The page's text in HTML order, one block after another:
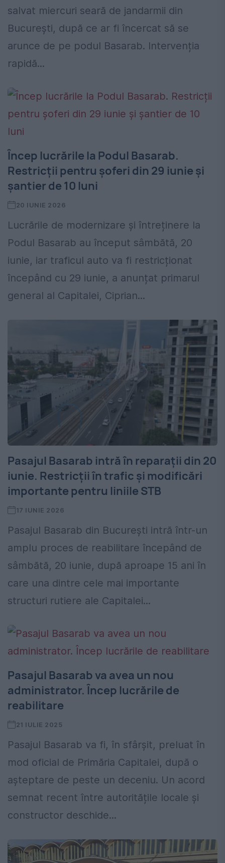
salvat miercuri seară de jandarmii din
București, după ce ar fi încercat să se
arunce de pe podul Basarab. Intervenția
rapidă...
Încep lucrările la Podul Basarab.
Restricții pentru șoferi din 29 iunie și
șantier de 10 luni
20 IUNIE 2026
Lucrările de modernizare și întreținere la
Podul Basarab au început sâmbătă, 20
iunie, iar traficul auto va fi restricționat
începând cu 29 iunie, a anunțat primarul
general al Capitalei, Ciprian...
Pasajul Basarab intră în reparații din 20
iunie. Restricții în trafic și modificări
importante pentru liniile STB
17 IUNIE 2026
Pasajul Basarab din București intră într-un
amplu proces de reabilitare începând de
sâmbătă, 20 iunie, după aproape 15 ani în
care una dintre cele mai importante
structuri rutiere ale Capitalei...
Pasajul Basarab va avea un nou
administrator. Încep lucrările de
reabilitare
21 IULIE 2025
Pasajul Basarab va fi, în sfârșit, preluat în
mod oficial de Primăria Capitalei, după o
așteptare de peste un deceniu. Un acord
semnat recent între autoritățile locale și
constructor deschide...